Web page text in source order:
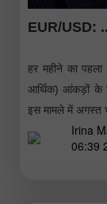
EUR/USD:
हर महीने का पहला
आर्थिक) आंकड़ों के
इस मामले में अगस्त
Irina
06:39